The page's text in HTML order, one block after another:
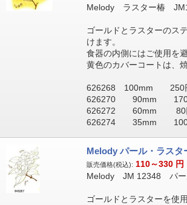
Melody ラスター椿
ゴールドとラスターのス
けます。
食器の内側にはご使用を
黄色のカバーコートは、
626268 100mm 250
626270 90mm 170
626272 60mm 80
626274 35mm
Melody パール・ラス
販売価格(税込): 110～330 円
Melody JM 12348 パー
ゴールドとラスターを使